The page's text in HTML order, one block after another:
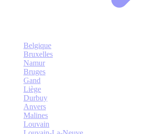
Belgique
Bruxelles
Namur
Bruges
Gand
Liège
Durbuy
Anvers
Malines
Louvain